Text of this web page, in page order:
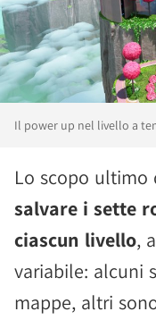
Il power up nel livello a
Lo scopo ultimo
salvare i sette
ciascun livello,
variabile: alcuni
mappe, altri